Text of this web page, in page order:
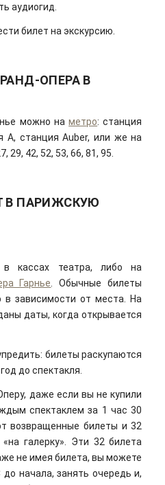
аудиогид.
билет на экскурсию.
ОПЕРА В
можно наметро: станция
А, станция Auber, или же на
42, 52, 53, 66, 81, 95.
В ПАРИЖСКУЮ
кассах театра, либо на
Гарнье. Обычные билеты
зависимости от места. На
даты, когда открывается
билеты раскупаются
до спектакля.
даже если вы не купили
спектаклем за 1 час 30
возвращенные билеты и 32
галерку». Эти 32 билета
не имея билета, вы можете
начала, занять очередь и,